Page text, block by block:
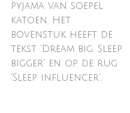
pyjama van soepel
katoen. Het
bovenstuk heeft de
tekst 'Dream big. Sleep
bigger' en op de rug
'Sleep influencer'.